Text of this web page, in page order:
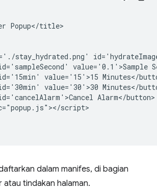
Popup</title>
stay_hydrated.png'
value='0.1'>Sample
value='15'>15 Minutes</
value='30'>30 Minutes</
Alarm</button>
script>
dalam manifes, di bagian
tindakan halaman.